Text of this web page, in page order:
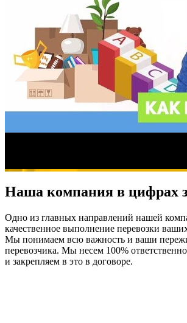
Наша компания в цифрах
Одно из главных направлений нашей
качественное выполнение перевозки
Мы понимаем всю важность и ваши
перевозчика. Мы несем 100%
и закрепляем в это в договоре.